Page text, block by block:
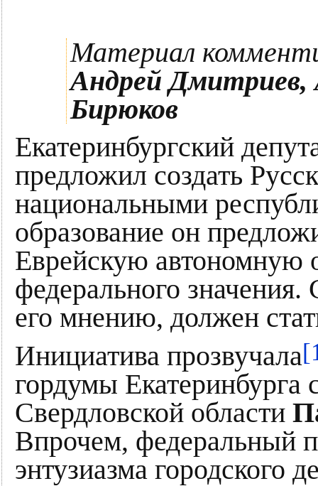
Материал
Андрей Дмитриев,
Бирюков
Екатеринбургский
предложил создать
национальными
образование он
Еврейскую автономную
федерального значения.
его мнению, должен
Инициатива прозвучала
гордумы Екатеринбурга
Свердловской области
Впрочем, федеральный
энтузиазма городского